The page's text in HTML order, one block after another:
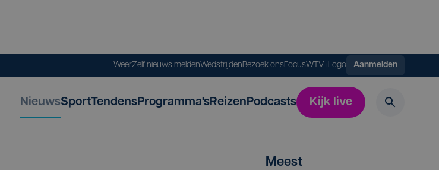
WeerZelf nieuws meldenWedstrijdenBezoek onsFocusWTV+Logo Aanmelden
NieuwsSportTendensProgramma'sReizenPodcasts Kijk live
Meest